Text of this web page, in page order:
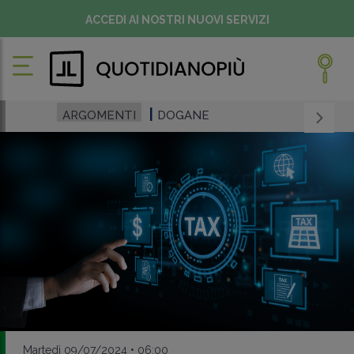
ACCEDI AI NOSTRI NUOVI SERVIZI
ARGOMENTI DOGANE
Martedì 09/07/2024 • 06:00